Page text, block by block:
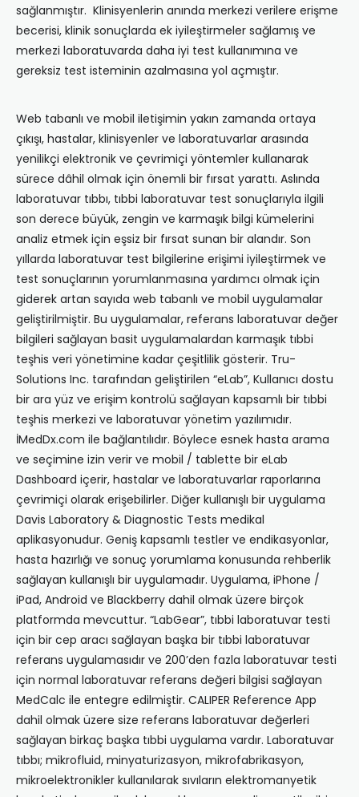
sağlanmıştır. Klinisyenlerin anında merkezi verilere erişme
becerisi, klinik sonuçlarda ek iyileştirmeler sağlamış ve
merkezi laboratuvarda daha iyi test kullanımına ve
gereksiz test isteminin azalmasına yol açmıştır.
Web tabanlı ve mobil iletişimin yakın zamanda ortaya
çıkışı, hastalar, klinisyenler ve laboratuvarlar arasında
yenilikçi elektronik ve çevrimiçi yöntemler kullanarak
sürece dâhil olmak için önemli bir fırsat yarattı. Aslında
laboratuvar tıbbı, tıbbi laboratuvar test sonuçlarıyla ilgili
son derece büyük, zengin ve karmaşık bilgi kümelerini
analiz etmek için eşsiz bir fırsat sunan bir alandır. Son
yıllarda laboratuvar test bilgilerine erişimi iyileştirmek ve
test sonuçlarının yorumlanmasına yardımcı olmak için
giderek artan sayıda web tabanlı ve mobil uygulamalar
geliştirilmiştir. Bu uygulamalar, referans laboratuvar değer
bilgileri sağlayan basit uygulamalardan karmaşık tıbbi
teşhis veri yönetimine kadar çeşitlilik gösterir. Tru-
Solutions Inc. tarafından geliştirilen “eLab”, Kullanıcı dostu
bir ara yüz ve erişim kontrolü sağlayan kapsamlı bir tıbbi
teşhis merkezi ve laboratuvar yönetim yazılımıdır.
İMedDx.com ile bağlantılıdır. Böylece esnek hasta arama
ve seçimine izin verir ve mobil / tablette bir eLab
Dashboard içerir, hastalar ve laboratuvarlar raporlarına
çevrimiçi olarak erişebilirler. Diğer kullanışlı bir uygulama
Davis Laboratory & Diagnostic Tests medikal
aplikasyonudur. Geniş kapsamlı testler ve endikasyonlar,
hasta hazırlığı ve sonuç yorumlama konusunda rehberlik
sağlayan kullanışlı bir uygulamadır. Uygulama, iPhone /
iPad, Android ve Blackberry dahil olmak üzere birçok
platformda mevcuttur. “LabGear”, tıbbi laboratuvar testi
için bir cep aracı sağlayan başka bir tıbbi laboratuvar
referans uygulamasıdır ve 200’den fazla laboratuvar testi
için normal laboratuvar referans değeri bilgisi sağlayan
MedCalc ile entegre edilmiştir. CALIPER Reference App
dahil olmak üzere size referans laboratuvar değerleri
sağlayan birkaç başka tıbbi uygulama vardır. Laboratuvar
tıbbı; mikrofluid, minyaturizasyon, mikrofabrikasyon,
mikroelektronikler kullanılarak sıvıların elektromanyetik